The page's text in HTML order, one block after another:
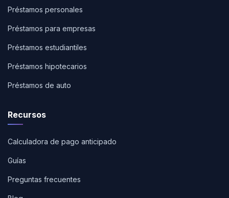
Préstamos personales
Préstamos para empresas
Préstamos estudiantiles
Préstamos hipotecarios
Préstamos de auto
Recursos
Calculadora de pago anticipado
Guías
Preguntas frecuentes